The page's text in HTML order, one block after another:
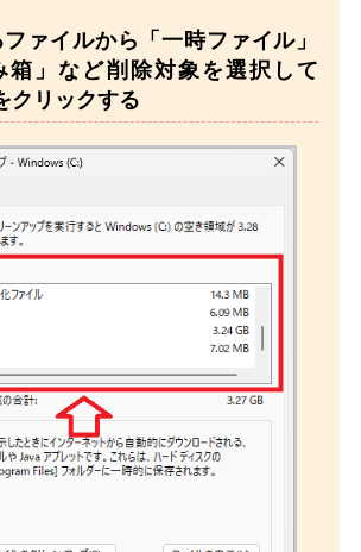
ァイルから「一時ファイル」
箱」など削除対象を選択して
クリックする